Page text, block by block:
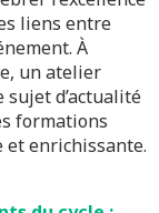
liens entre
À
un atelier
d’actualité
formations
et enrichissante.